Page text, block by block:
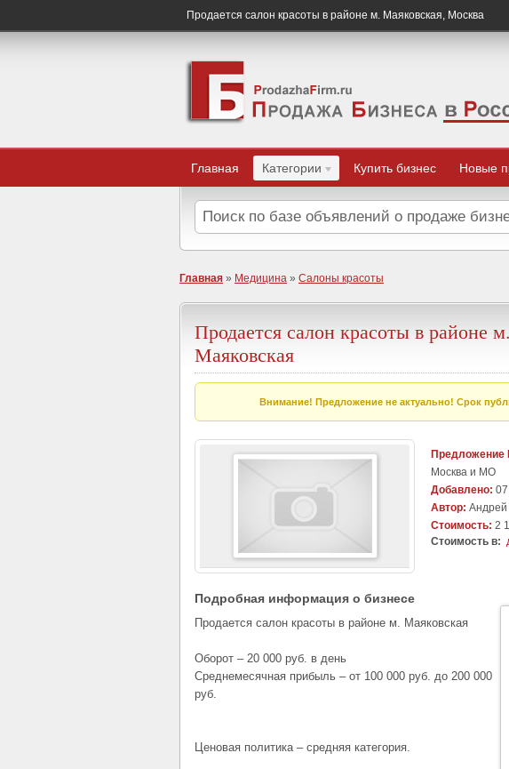
Продается салон красоты в районе м. Маяковская, Москва
Главная Категории Купить бизнес Новые
Главная » Медицина » Салоны красоты
Продается салон красоты в районе м.
Маяковская
Внимание! Предложение не актуально! Срок
Москва и МО
Добавлено:
Автор: Андрей
Стоимость: 2
Стоимость в:
Подробная информация о бизнесе
Продается салон красоты в районе м. Маяковская
Оборот – 20 000 руб. в день
Среднемесячная прибыль – от 100 000 руб. до 200 000
руб.
Ценовая политика – средняя категория.